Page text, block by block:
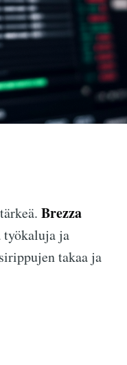
Brezza
työkaluja ja
takaa ja